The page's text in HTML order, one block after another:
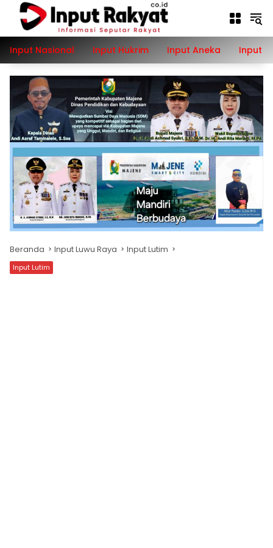
Langsung
konten
Input Nasional
Input Hukrim Input Aneka Input
Beranda Input Luwu Raya Input Lutim
Input Lutim